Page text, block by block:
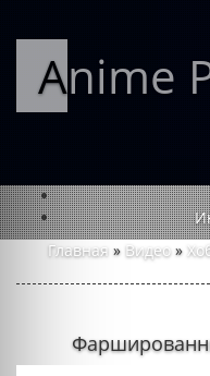
Anime
Главная » Видео »